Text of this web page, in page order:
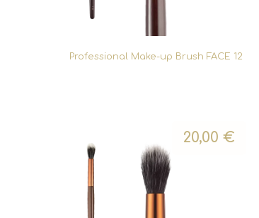
Professional Make-up Brush FACE 12
20,00€